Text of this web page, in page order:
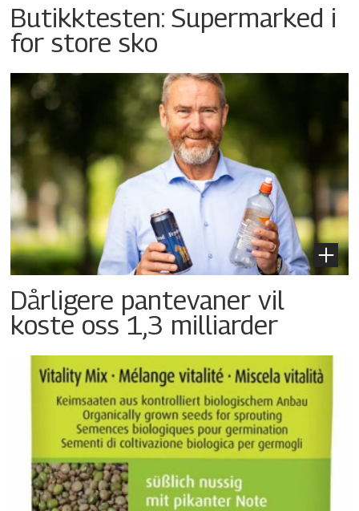
Butikktesten: Supermarked i
for store sko
Dårligere pantevaner vil
koste oss 1,3 milliarder